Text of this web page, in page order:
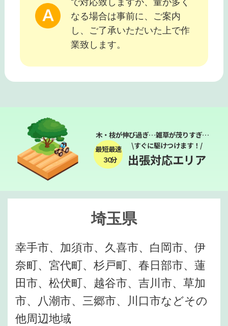
なる場合は事前に、ご案内
し、ご了承いただいた上で作
業致します。
木・枝が伸び過ぎ…雑草が茂りすぎ…
最短最速
３０分
\すぐに駆けつけます！/
出張対応エリア
埼玉県
幸手市、加須市、久喜市、白岡市、伊
奈町、宮代町、杉戸町、春日部市、蓮
田市、松伏町、越谷市、吉川市、草加
市、八潮市、三郷市、川口市などその
他周辺地域